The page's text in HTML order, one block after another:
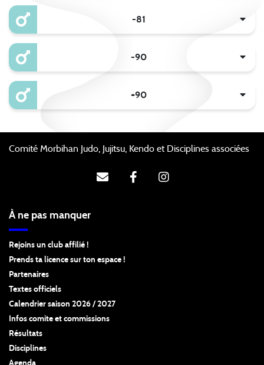
-81
-90
+90
Comité Morbihan Judo, Jujitsu, Kendo et Disciplines associées
À ne pas manquer
Rejoins un club affilié !
Prends ta licence sur ton espace !
Partenaires
Textes officiels
Calendrier saison 2026 / 2027
Infos comite et commissions
Résultats
Disciplines
Agenda